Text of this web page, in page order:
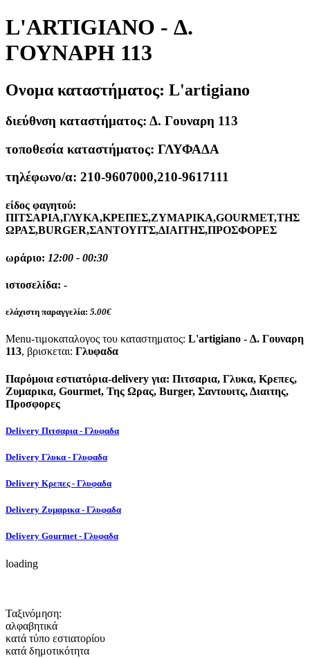
L'ARTIGIANO - Δ.
ΓΟΥΝΑΡΗ 113
Ονομα καταστήματος: L'artigiano
διεύθνση καταστήματος: Δ. Γουναρη 113
τοποθεσία καταστήματος: ΓΛΥΦΑΔΑ
τηλέφωνο/α: 210-9607000,210-9617111
είδος φαγητού:
ΠΙΤΣΑΡΙΑ,ΓΛΥΚΑ,ΚΡΕΠΕΣ,ΖΥΜΑΡΙΚΑ,GOURMET,ΤΗΣ
ΩΡΑΣ,BURGER,ΣΑΝΤΟΥΙΤΣ,ΔΙΑΙΤΗΣ,ΠΡΟΣΦΟΡΕΣ
ωράριο: 12:00 - 00:30
ιστοσελίδα: -
ελάχιστη παραγγελία: 5.00€
Menu-τιμοκαταλογος του καταστηματος: L'artigiano - Δ. Γουναρη
113, βρισκεται: Γλυφαδα
Παρόμοια εστιατόρια-delivery για: Πιτσαρια, Γλυκα, Κρεπες,
Ζυμαρικα, Gourmet, Της Ωρας, Burger, Σαντουιτς, Διαιτης,
Προσφορες
Delivery Πιτσαρια - Γλυφαδα
Delivery Γλυκα - Γλυφαδα
Delivery Κρεπες - Γλυφαδα
Delivery Ζυμαρικα - Γλυφαδα
Delivery Gourmet - Γλυφαδα
loading
Ταξινόμηση:
αλφαβητικά
κατά τύπο εστιατορίου
κατά δημοτικότητα